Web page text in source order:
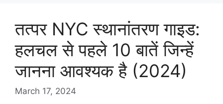
तत्पर NYC स्थानांतरण गाइड:
हलचल से पहले 10 बातें जिन्हें
जानना आवश्यक है (2024)
March 17, 2024